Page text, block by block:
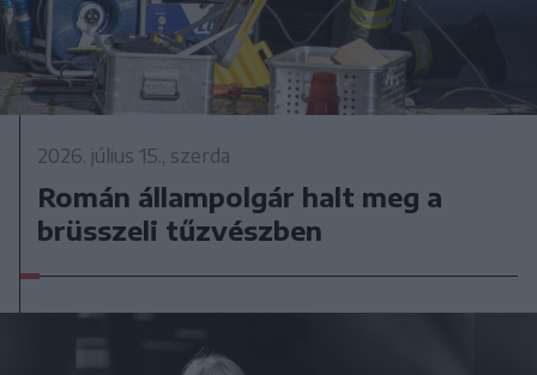
2026. július 15., szerda
Román állampolgár halt meg a
brüsszeli tűzvészben